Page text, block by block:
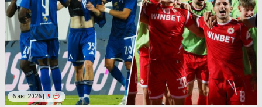
6 авг 2026 | 9